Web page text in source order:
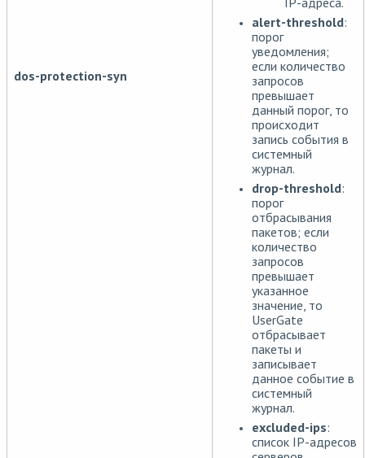
dos-protection-syn
alert-threshold:
порог
уведомления;
если количество
запросов
превышает
данный порог, то
происходит
запись события в
системный
журнал.
drop-threshold:
порог
отбрасывания
пакетов; если
количество
запросов
превышает
указанное
значение, то
UserGate
отбрасывает
пакеты и
записывает
данное событие в
системный
журнал.
excluded-ips:
список IP-адресов